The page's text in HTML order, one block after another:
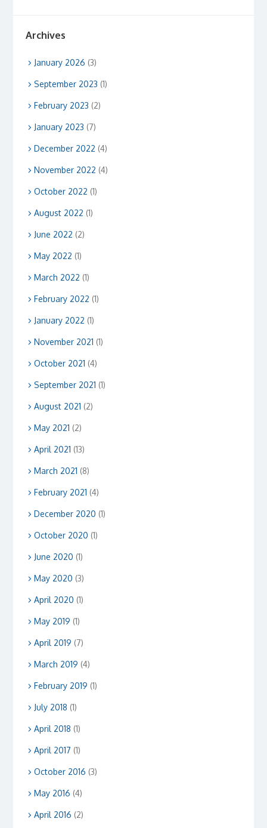
Archives
January 2026 (3)
September 2023 (1)
February 2023 (2)
January 2023 (7)
December 2022 (4)
November 2022 (4)
October 2022 (1)
August 2022 (1)
June 2022 (2)
May 2022 (1)
March 2022 (1)
February 2022 (1)
January 2022 (1)
November 2021 (1)
October 2021 (4)
September 2021 (1)
August 2021 (2)
May 2021 (2)
April 2021 (13)
March 2021 (8)
February 2021 (4)
December 2020 (1)
October 2020 (1)
June 2020 (1)
May 2020 (3)
April 2020 (1)
May 2019 (1)
April 2019 (7)
March 2019 (4)
February 2019 (1)
July 2018 (1)
April 2018 (1)
April 2017 (1)
October 2016 (3)
May 2016 (4)
April 2016 (2)